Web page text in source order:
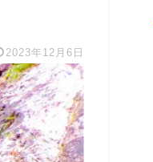
2023年12月6日